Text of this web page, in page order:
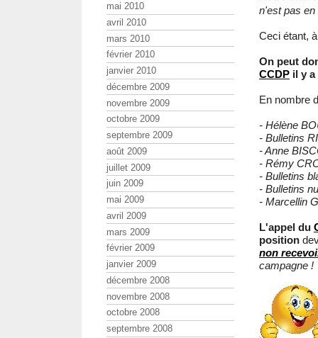
n'est pas en
Ceci étant,
On peut
CCDP il y
En nombre
- Hélène
- Bulletins
- Anne
- Rémy
- Bulletins
- Bulletins
- Marcellin
L'appel du
position
non
campagne !
mai 2010
avril 2010
mars 2010
février 2010
janvier 2010
décembre 2009
novembre 2009
octobre 2009
septembre 2009
août 2009
juillet 2009
juin 2009
mai 2009
avril 2009
mars 2009
février 2009
janvier 2009
décembre 2008
novembre 2008
octobre 2008
septembre 2008